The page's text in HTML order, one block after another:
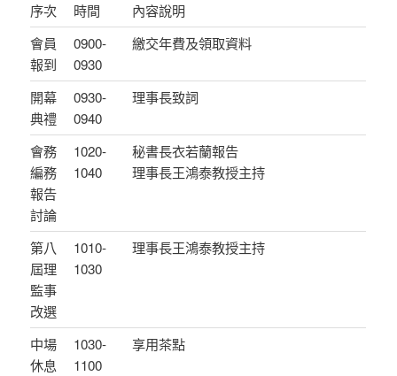
序次 時間
內容說明
會員
報到
0900-
0930
繳交年費及領取資料
開幕
典禮
0930-
0940
理事長致詞
會務
編務
報告
討論
1020-
1040
秘書長衣若蘭報告
理事長王鴻泰教授主持
第八
屆理
監事
改選
1010-
1030
理事長王鴻泰教授主持
中場
休息
1030-
1100
享用茶點